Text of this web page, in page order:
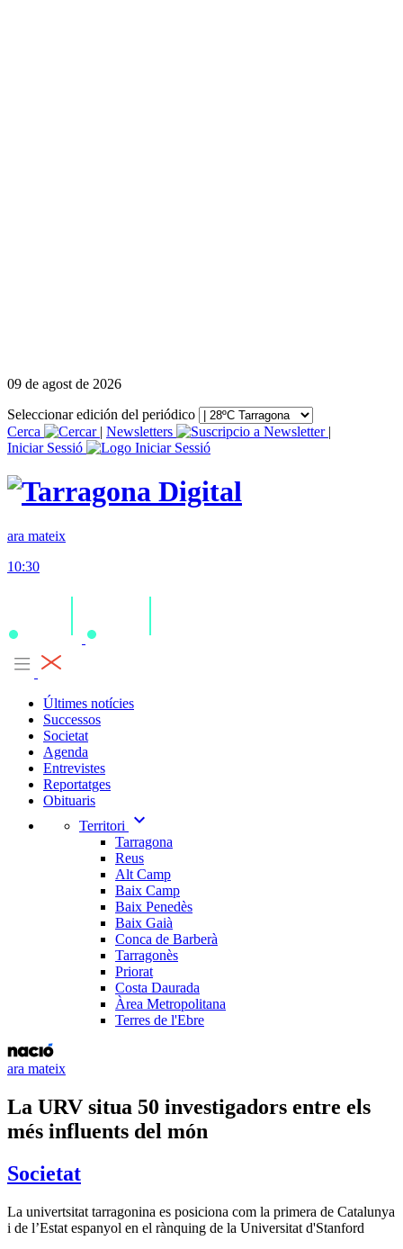
09 de agost de 2026
Seleccionar edición del periódico
Cerca
| Newsletters
|
Iniciar Sessió
ara mateix
10:30
Últimes notícies
Successos
Societat
Agenda
Entrevistes
Reportatges
Obituaris
Territori
expand_more
Tarragona
Reus
Alt Camp
Baix Camp
Baix Penedès
Baix Gaià
Conca de Barberà
Tarragonès
Priorat
Costa Daurada
Àrea Metropolitana
Terres de l'Ebre
ara mateix
La URV situa 50 investigadors entre els
més influents del món
Societat
La univertsitat tarragonina es posiciona com la primera de Catalunya
i de l’Estat espanyol en el rànquing de la Universitat d'Stanford